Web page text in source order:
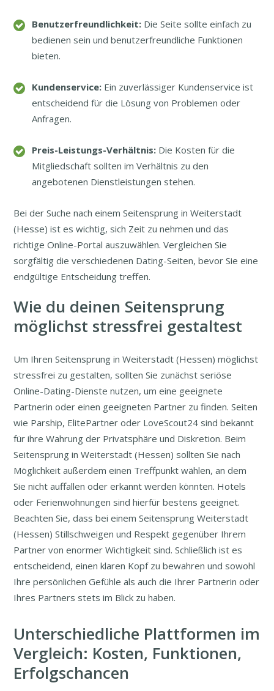
Benutzerfreundlichkeit: Die Seite sollte einfach zu
bedienen sein und benutzerfreundliche Funktionen
bieten.
Kundenservice: Ein zuverlässiger Kundenservice ist
entscheidend für die Lösung von Problemen oder
Anfragen.
Preis-Leistungs-Verhältnis: Die Kosten für die
Mitgliedschaft sollten im Verhältnis zu den
angebotenen Dienstleistungen stehen.
Bei der Suche nach einem Seitensprung in Weiterstadt
(Hesse) ist es wichtig, sich Zeit zu nehmen und das
richtige Online-Portal auszuwählen. Vergleichen Sie
sorgfältig die verschiedenen Dating-Seiten, bevor Sie eine
endgültige Entscheidung treffen.
Wie du deinen Seitensprung
möglichst stressfrei gestaltest
Um Ihren Seitensprung in Weiterstadt (Hessen) möglichst
stressfrei zu gestalten, sollten Sie zunächst seriöse
Online-Dating-Dienste nutzen, um eine geeignete
Partnerin oder einen geeigneten Partner zu finden. Seiten
wie Parship, ElitePartner oder LoveScout24 sind bekannt
für ihre Wahrung der Privatsphäre und Diskretion. Beim
Seitensprung in Weiterstadt (Hessen) sollten Sie nach
Möglichkeit außerdem einen Treffpunkt wählen, an dem
Sie nicht auffallen oder erkannt werden könnten. Hotels
oder Ferienwohnungen sind hierfür bestens geeignet.
Beachten Sie, dass bei einem Seitensprung Weiterstadt
(Hessen) Stillschweigen und Respekt gegenüber Ihrem
Partner von enormer Wichtigkeit sind. Schließlich ist es
entscheidend, einen klaren Kopf zu bewahren und sowohl
Ihre persönlichen Gefühle als auch die Ihrer Partnerin oder
Ihres Partners stets im Blick zu haben.
Unterschiedliche Plattformen im
Vergleich: Kosten, Funktionen,
Erfolgschancen